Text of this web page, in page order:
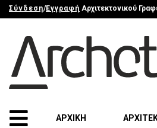
Σύνδεση/Εγγραφή Αρχιτεκτονικού
ΑΡΧΙΚΗ